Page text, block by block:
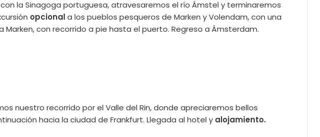
la Sinagoga portuguesa, atravesaremos el río Ámstel y terminaremos
opcionala los pueblos pesqueros de Marken y Volendam, con una
con recorrido a pie hasta el puerto. Regreso a Ámsterdam.
nuestro recorrido por el Valle del Rin, donde apreciaremos bellos
hacia la ciudad de Frankfurt. Llegada al hotel y alojamiento.